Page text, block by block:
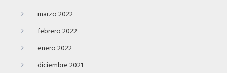
marzo 2022
febrero 2022
enero 2022
diciembre 2021